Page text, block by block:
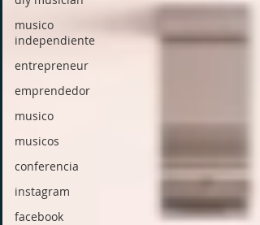
musico
independiente
entrepreneur
emprendedor
musico
musicos
conferencia
instagram
facebook